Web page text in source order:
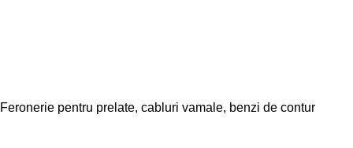
Feronerie pentru prelate, cabluri vamale, benzi de contur